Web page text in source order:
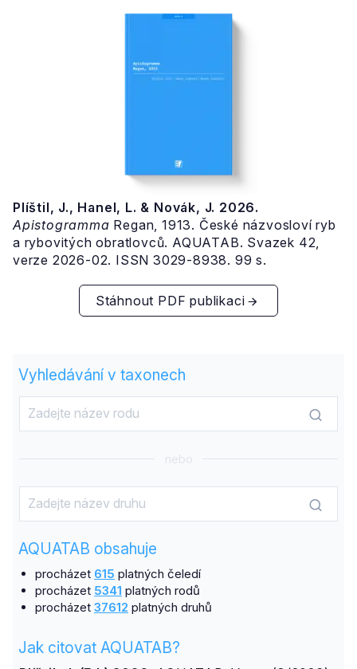
Plíštil, J., Hanel, L. & Novák, J. 2026.
Apistogramma Regan, 1913. České názvosloví ryb
a rybovitých obratlovců. AQUATAB. Svazek 42,
verze 2026-02. ISSN 3029-8938. 99 s.
Stáhnout PDF publikaci
Vyhledávání v taxonech
nebo
AQUATAB obsahuje
procházet 615 platných čeledí
procházet 5341 platných rodů
procházet 37612 platných druhů
Jak citovat AQUATAB?